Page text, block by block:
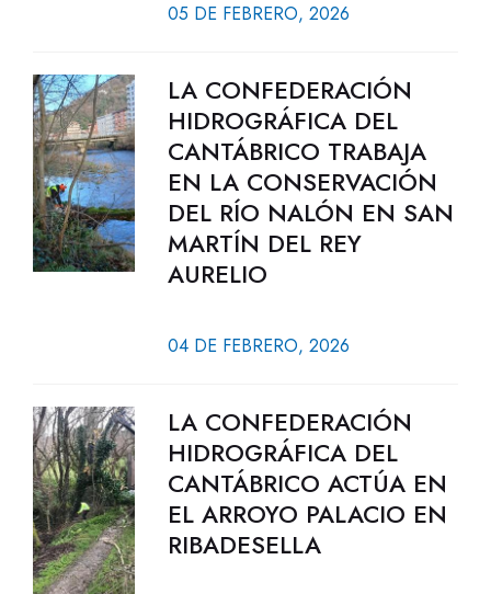
05 DE FEBRERO, 2026
LA CONFEDERACIÓN
HIDROGRÁFICA DEL
CANTÁBRICO TRABAJA
EN LA CONSERVACIÓN
DEL RÍO NALÓN EN SAN
MARTÍN DEL REY
AURELIO
04 DE FEBRERO, 2026
LA CONFEDERACIÓN
HIDROGRÁFICA DEL
CANTÁBRICO ACTÚA EN
EL ARROYO PALACIO EN
RIBADESELLA